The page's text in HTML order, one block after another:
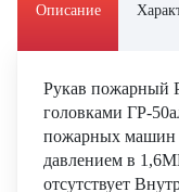
Описание
Рукав
головками ГР-
пожарных машин
давлением в
отсутствует